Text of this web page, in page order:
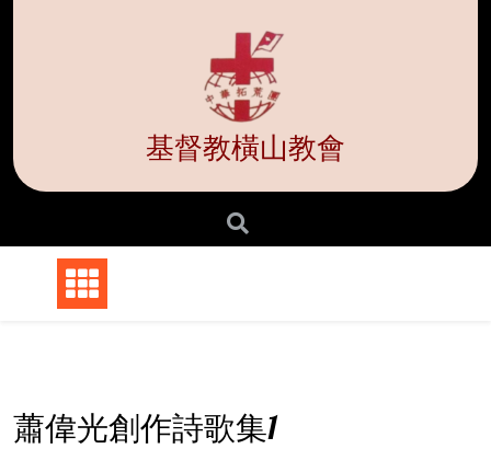
基督教橫山教會
蕭偉光創作詩歌集1